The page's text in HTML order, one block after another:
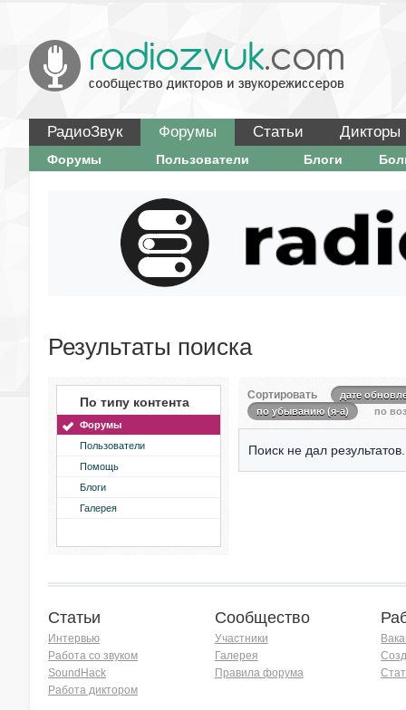
РадиоЗвук Форумы Статьи Дикторы
Форумы Пользователи Блоги
Результаты поиска
По типу контента
Форумы
Пользователи
Помощь
Блоги
Галерея
Сортировать
дате
по убыванию (я-а)
по
Поиск не дал результатов.
Статьи
Интервью
Работа со звуком
SoundHack
Работа диктором
Сообщество
Участники
Галерея
Правила форума